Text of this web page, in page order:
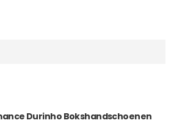
Durinho Bokshandschoenen